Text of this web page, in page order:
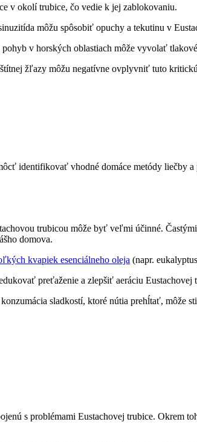
v okolí trubice, čo vedie k jej zablokovaniu.
môžu spôsobiť opuchy a tekutinu v
pohyb v horských oblastiach môže vyvolať
žľazy môžu negatívne ovplyvniť tuto
identifikovať vhodné domáce metódy liečby
trubicou môže byť veľmi účinné.
domova.
kvapiek esenciálneho oleja (napr.
preťaženie a zlepšiť aeráciu Eustachovej
sladkostí, ktoré nútia prehĺtať, môže
s problémami Eustachovej trubice. Okrem